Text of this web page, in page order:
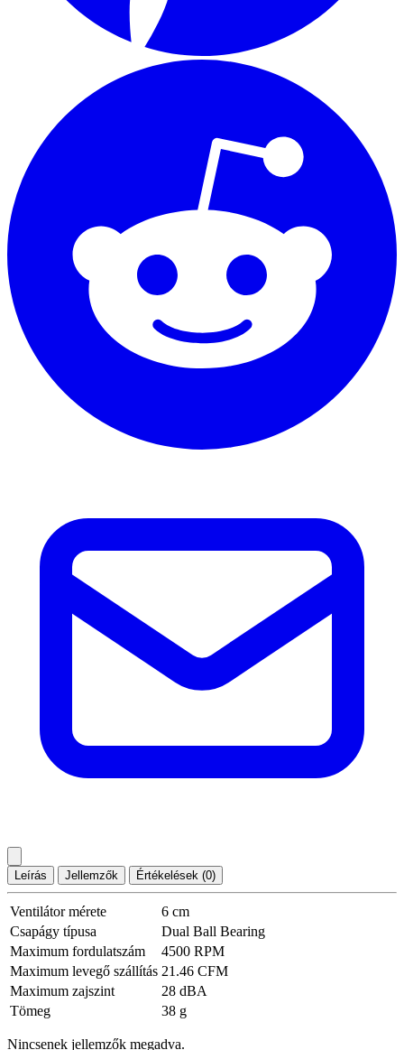
Leírás Jellemzők Értékelések (0)
Ventilátor mérete
6 cm
Csapágy típusa
Dual Ball Bearing
Maximum fordulatszám
4500 RPM
Maximum levegő szállítás 21.46 CFM
Maximum zajszint
28 dBA
Tömeg
38 g
Nincsenek jellemzők megadva.